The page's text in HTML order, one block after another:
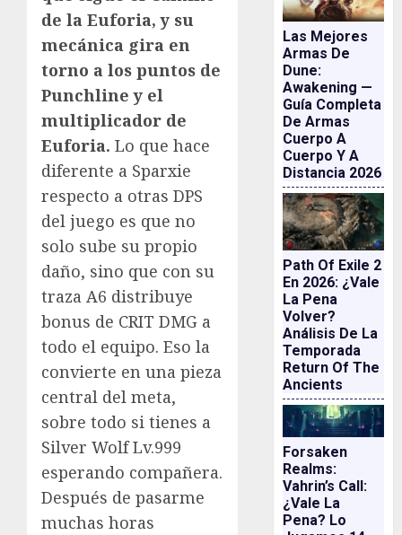
de la Euforia, y su
mecánica gira en
torno a los puntos de
Punchline y el
multiplicador de
Euforia. Lo que hace
diferente a Sparxie
respecto a otras DPS
del juego es que no
solo sube su propio
daño, sino que con su
traza A6 distribuye
bonus de CRIT DMG a
todo el equipo. Eso la
convierte en una pieza
central del meta,
sobre todo si tienes a
Silver Wolf Lv.999
esperando compañera.
Después de pasarme
muchas horas
Las Mejores
Armas De
Dune:
Awakening —
Guía Completa
De Armas
Cuerpo A
Cuerpo Y A
Distancia 2026
Path Of Exile 2
En 2026: ¿vale
La Pena
Volver?
Análisis De La
Temporada
Return Of The
Ancients
Forsaken
Realms:
Vahrin’s Call:
¿vale La
Pena? Lo